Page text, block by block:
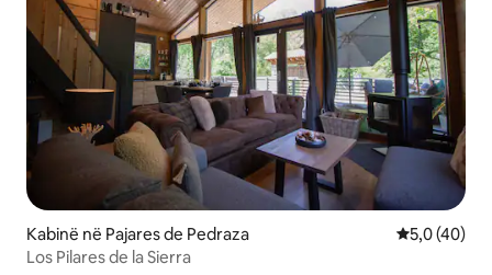
Kabinë në Pajares de Pedraza Vlerësimi
5,0 (40)
Los Pilares de la Sierra